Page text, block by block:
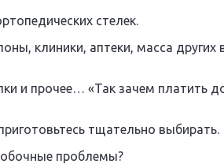
стелек.
клиники, аптеки, масса других
и прочее… «Так зачем платить
тщательно выбирать.
проблемы?